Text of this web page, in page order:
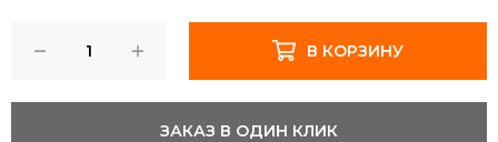
В КОРЗИНУ
ЗАКАЗ В ОДИН КЛИК